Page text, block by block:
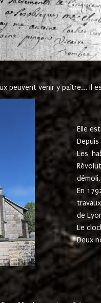
peuvent venir y paître... Il
Elle
Les
En
de
Le
Deux